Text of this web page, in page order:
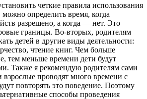
четкие правила использования
определить время, когда
разрешено, а когда — нет. Это
границы. Во-вторых, родителям
детей в другие виды деятельности:
чтение книг. Чем больше
тем меньше времени дети будут
Также я рекомендую родителям сами
проводят много времени с
повторять это поведение. Поэтому
способы проведения